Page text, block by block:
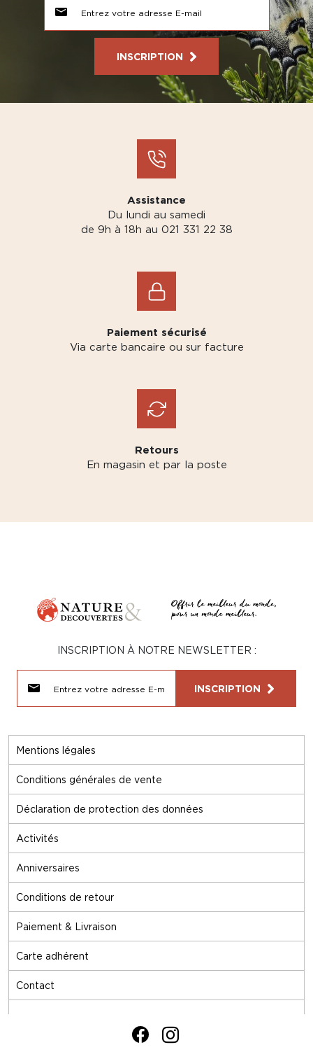
INSCRIPTION
Assistance
Du lundi au samedi
de 9h à 18h au 021 331 22 38
Paiement sécurisé
Via carte bancaire ou sur facture
Retours
En magasin et par la poste
Mentions légales
Conditions générales de vente
Déclaration de protection des données
Activités
Anniversaires
Conditions de retour
Paiement & Livraison
Carte adhérent
Contact
INSCRIPTION À NOTRE NEWSLETTER :
INSCRIPTION